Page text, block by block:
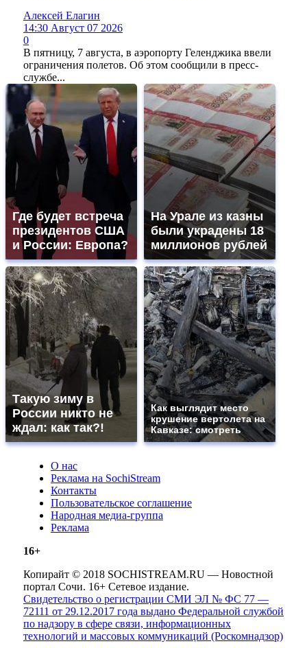
Алексей Елагин
14:30 Август 07 2026
0
В пятницу, 7 августа, в аэропорту Геленджика ввели
ограничения полетов. Об этом сообщили в пресс-
службе...
Где будет встреча
президентов США
и России: Европа?
На Урале из казны
были украдены 18
миллионов рублей
Такую зиму в
России никто не
ждал: как так?!
Как выглядит место
крушение вертолета на
Кавказе: смотреть
О нас
Реклама на SochiStream
Контакты
Пользовательское соглашение
Народная медиа-группа
Реклама
16+
Копирайт © 2018 SOCHISTREAM.RU — Новостной
портал Сочи. 16+ Сетевое издание.
Свидетельство о регистрации СМИ ЭЛ № ФС 77 —
72111 от 29.12.2017 года выдано Федеральной службой
по надзору в сфере связи, информационных
технологий и массовых коммуникаций (Роскомнадзор)